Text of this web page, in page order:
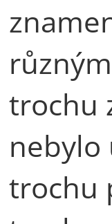
trochu
nebylo
trochu